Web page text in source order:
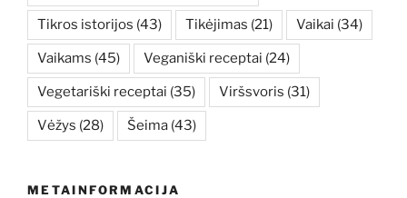
Tikros istorijos (43) Tikėjimas (21) Vaikai (34)
Vaikams (45) Veganiški receptai (24)
Vegetariški receptai (35) Viršsvoris (31)
Vėžys (28) Šeima (43)
METAINFORMACIJA